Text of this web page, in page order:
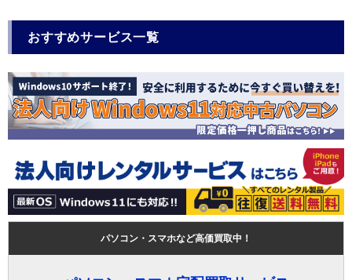
おすすめサービス一覧
パソコン・スマホなど高価買取中！